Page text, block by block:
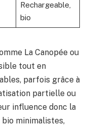
Rechargeable,
bio
La Canopée ou
tout en
parfois grâce à
partielle ou
influence donc la
minimalistes,